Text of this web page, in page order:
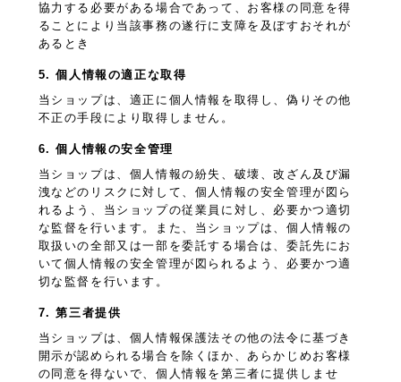
協力する必要がある場合であって、お客様の同意を得
ることにより当該事務の遂行に支障を及ぼすおそれが
あるとき
5. 個人情報の適正な取得
当ショップは、適正に個人情報を取得し、偽りその他
不正の手段により取得しません。
6. 個人情報の安全管理
当ショップは、個人情報の紛失、破壊、改ざん及び漏
洩などのリスクに対して、個人情報の安全管理が図ら
れるよう、当ショップの従業員に対し、必要かつ適切
な監督を行います。また、当ショップは、個人情報の
取扱いの全部又は一部を委託する場合は、委託先にお
いて個人情報の安全管理が図られるよう、必要かつ適
切な監督を行います。
7. 第三者提供
当ショップは、個人情報保護法その他の法令に基づき
開示が認められる場合を除くほか、あらかじめお客様
の同意を得ないで、個人情報を第三者に提供しませ